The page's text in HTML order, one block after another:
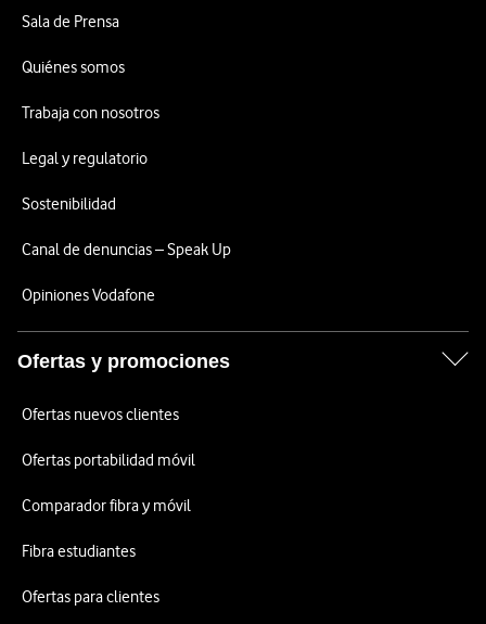
Sala de Prensa
Quiénes somos
Trabaja con nosotros
Legal y regulatorio
Sostenibilidad
Canal de denuncias – Speak Up
Opiniones Vodafone
Ofertas y promociones
Ofertas nuevos clientes
Ofertas portabilidad móvil
Comparador fibra y móvil
Fibra estudiantes
Ofertas para clientes